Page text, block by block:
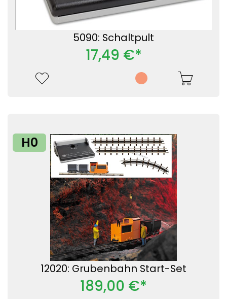
5090: Schaltpult
17,49 €*
H0
12020: Grubenbahn Start-Set
189,00 €*